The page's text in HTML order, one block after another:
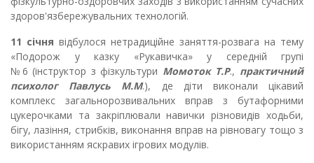
здоров'язбережувальних технологій.
11 січня відбулося нетрадиційне заняття-розвага на тему
«Подорож у казку «Рукавичка» у середній групі
№6 (інструктор з фізкультури Момоток Т.Р., практичний
психологПавлусь М.М.), де діти виконали цікавий
комплекс загальнорозвивальних вправ з бутафорними
цукерочками та закріплювали навички різновидів ходьби,
бігу, лазіння, стрибків, виконання вправ на рівновагу тощо з
використанням яскравих ігрових модулів.